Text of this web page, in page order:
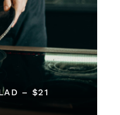
– $21